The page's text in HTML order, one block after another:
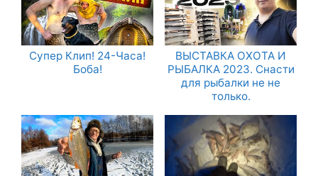
Супер Клип! 24-Часа!
Боба!
ВЫСТАВКА ОХОТА И
РЫБАЛКА 2023. Снасти
для рыбалки не не
только.